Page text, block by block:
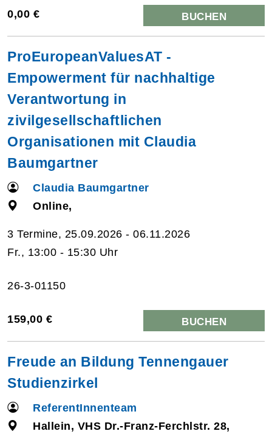
0,00 € BUCHEN
ProEuropeanValuesAT -
Empowerment für nachhaltige
Verantwortung in
zivilgesellschaftlichen
Organisationen mit Claudia
Baumgartner
Claudia Baumgartner
Online,
3 Termine, 25.09.2026 - 06.11.2026
Fr., 13:00 - 15:30 Uhr
26-3-01150
159,00 € BUCHEN
Freude an Bildung Tennengauer
Studienzirkel
ReferentInnenteam
Hallein, VHS Dr.-Franz-Ferchlstr. 28,